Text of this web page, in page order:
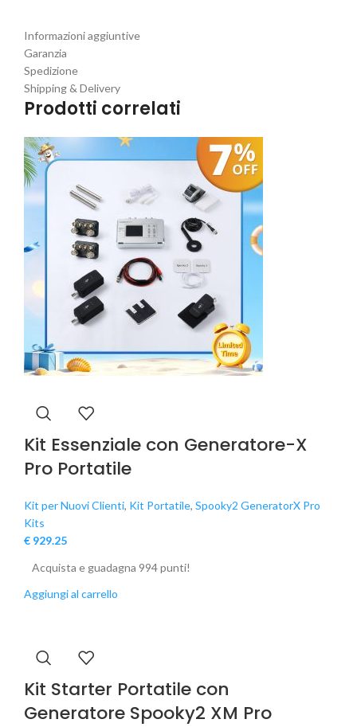
Informazioni aggiuntive
Garanzia
Spedizione
Shipping & Delivery
Prodotti correlati
Kit Essenziale con Generatore-X
Pro Portatile
Kit per Nuovi Clienti, Kit Portatile, Spooky2 GeneratorX Pro
Kits
€ 929.25
Acquista e guadagna 994 punti!
Aggiungi al carrello
Kit Starter Portatile con
Generatore Spooky2 XM Pro